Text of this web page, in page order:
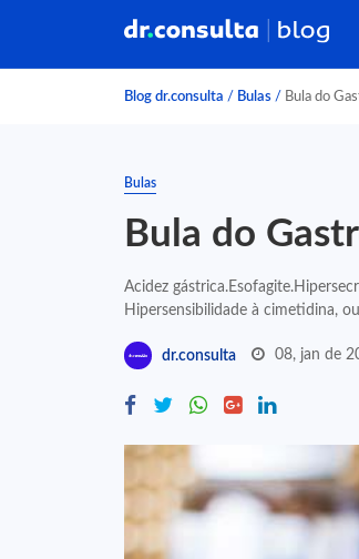
Blog dr.consulta / Bulas / Bula do
Bulas
Bula do
Acidez
Hipersensibilidade à cimetidina,
dr.consulta 08, jan de